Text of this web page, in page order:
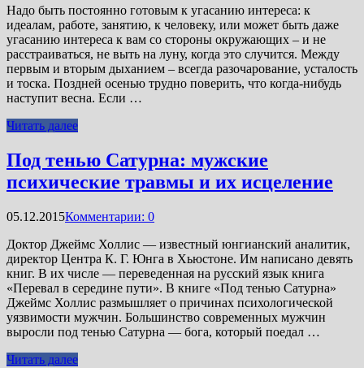
Надо быть постоянно готовым к угасанию интереса: к
идеалам, работе, занятию, к человеку, или может быть даже
угасанию интереса к вам со стороны окружающих – и не
расстраиваться, не выть на луну, когда это случится. Между
первым и вторым дыханием – всегда разочарование, усталость
и тоска. Поздней осенью трудно поверить, что когда-нибудь
наступит весна. Если …
Читать далее
Под тенью Сатурна: мужские
психические травмы и их исцеление
05.12.2015Комментарии: 0
Доктор Джеймс Холлис — известный юнгианский аналитик,
директор Центра К. Г. Юнга в Хьюстоне. Им написано девять
книг. В их числе — переведенная на русский язык книга
«Перевал в середине пути». В книге «Под тенью Сатурна»
Джеймс Холлис размышляет о причинах психологической
уязвимости мужчин. Большинство современных мужчин
выросли под тенью Сатурна — бога, который поедал …
Читать далее